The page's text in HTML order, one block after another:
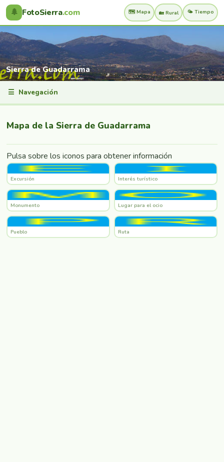
🌲 FotoSierra.com 🗺️ Mapa 🏡 Rural 🌤️ Tiempo
Sierra de Guadarrama
☰ Navegación
Mapa de la Sierra de Guadarrama
Pulsa sobre los iconos para obtener información
Excursión Interés turístico
Monumento Lugar para el ocio
Pueblo Ruta